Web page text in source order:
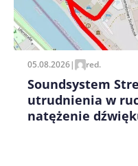
Zapamiętaj moje
pisania kolejnych
05.08.2026| red.
Soundsystem
utrudnienia w
natężenie